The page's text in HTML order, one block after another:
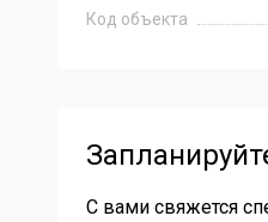
Код объекта
С вами свяжется